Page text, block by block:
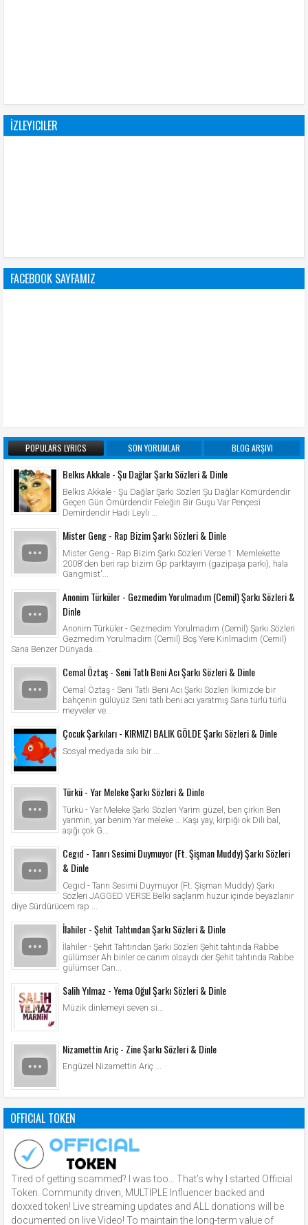
İZLEYICILER
FACEBOOK SAYFAMIZ
POPULARS LYRICS SON YORUMLAR BLOG ARŞIVI
Belkıs Akkale - Şu Dağlar Şarkı Sözleri & Dinle
Belkıs Akkale - Şu Dağlar Şarkı Sözleri Şu Dağlar Kömürdendir
Geçen Gün Ömürdendir Feleğin Bir Guşu Var Pençesi
Demirdendir Hadi Leyli ...
Mister Geng - Rap Bizim Şarkı Sözleri & Dinle
Mister Geng - Rap Bizim Şarkı Sözleri Verse 1: Memlekette
2008'den beri rap bizim Gp parktayım (gazipaşa parkı), hala
Gangmist'...
Anonim Türküler - Gezmedim Yorulmadım (Cemil) Şarkı Sözleri &
Dinle
Anonim Türküler - Gezmedim Yorulmadım (Cemil) Şarkı Sözleri
Gezmedim Yorulmadım (Cemil) Boş Yere Kırılmadım (Cemil)
Sana Benzer Dünyada...
Cemal Öztaş - Seni Tatlı Beni Acı Şarkı Sözleri & Dinle
Cemal Öztaş - Seni Tatlı Beni Acı Şarkı Sözleri İkimizde bir
bahçenin gülüyüz Seni tatlı beni acı yaratmış Sana türlü türlü
meyveler ve...
Çocuk Şarkıları - KIRMIZI BALIK GÖLDE Şarkı Sözleri & Dinle
Sosyal medyada sıkı bir ...
Türkü - Yar Meleke Şarkı Sözleri & Dinle
Türkü - Yar Meleke Şarkı Sözleri Yarim güzel, ben çirkin Ben
yarimin, yar benim Yar meleke … Kaşı yay, kirpiği ok Dili bal,
aşığı çok G...
Cegıd - Tanrı Sesimi Duymuyor (Ft. Şişman Muddy) Şarkı Sözleri
& Dinle
Cegıd - Tanrı Sesimi Duymuyor (Ft. Şişman Muddy) Şarkı
Sözleri JAGGED VERSE Belki saçlarım huzur içinde beyazlanır
diye Sürdürücem rap ...
İlahiler - Şehit Tahtından Şarkı Sözleri & Dinle
İlahiler - Şehit Tahtından Şarkı Sözleri Şehit tahtında Rabbe
gülümser Ah binler ce canım olsaydı der Şehit tahtında Rabbe
gülümser Can...
Salih Yılmaz - Yema Oğul Şarkı Sözleri & Dinle
Müzik dinlemeyi seven si...
Nizamettin Ariç - Zine Şarkı Sözleri & Dinle
Engüzel Nizamettin Ariç ...
OFFICIAL TOKEN
Tired of getting scammed? I was too… That’s why I started Official
Token. Community driven, MULTIPLE Influencer backed and
doxxed token! Live streaming updates and ALL donations will be
documented on live Video! To maintain the long-term value of